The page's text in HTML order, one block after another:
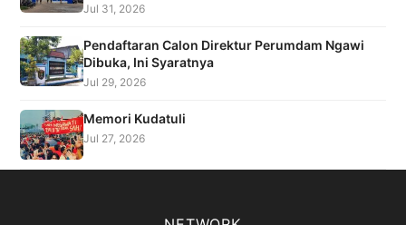
Jul 31, 2026
Pendaftaran Calon Direktur Perumdam Ngawi
Dibuka, Ini Syaratnya
Jul 29, 2026
Memori Kudatuli
Jul 27, 2026